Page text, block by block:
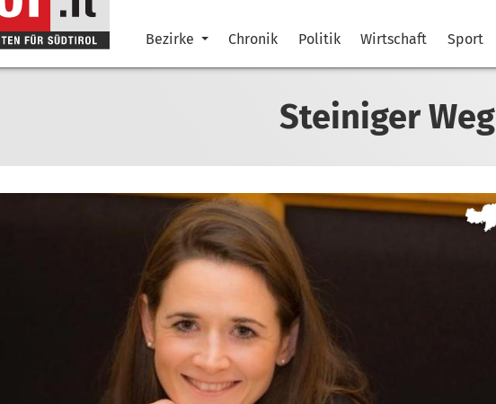
Bezirke Chronik Politik Wirtschaft Sport
Steiniger Weg